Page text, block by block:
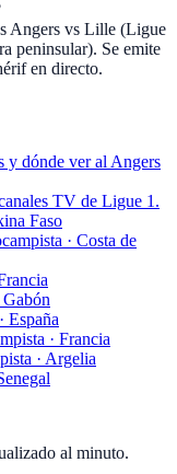
Angers vs Lille (Ligue
peninsular). Se emite
en directo.
y dónde ver al Angers
TV de Ligue 1.
Faso
· Costa de
Gabón
España
· Francia
· Argelia
al minuto.